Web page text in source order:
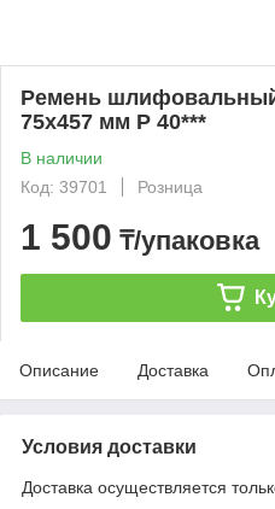
Ремень
75х457 мм Р 40***
В наличии
Код: 39701
Розница
1 500 ₸/упаковка
Описание Доставка
Условия доставки
Доставка осуществляется